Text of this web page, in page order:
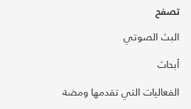
تصفح
البث الصوتي
أبحاث
الفعاليات التي تقدمها ومضة